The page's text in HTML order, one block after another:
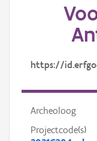
https://
Archeoloog
Projectcode(s)